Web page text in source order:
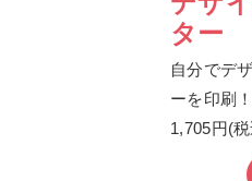
ター
自分でデ
ーを印刷
1,705円(